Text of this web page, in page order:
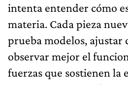
intenta entender cómo
materia. Cada pieza
prueba modelos, ajustar
observar mejor el
fuerzas que sostienen la